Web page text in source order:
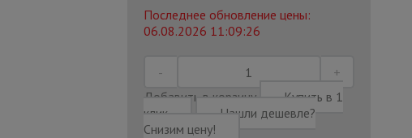
Последнее обновление цены:
06.08.2026 11:09:26
Добавить в корзину
Купить в 1
клик
Нашли дешевле?
Снизим цену!